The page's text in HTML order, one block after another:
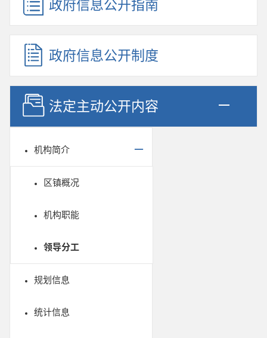
政府信息公开指南
政府信息公开制度
法定主动公开内容
机构简介
区镇概况
机构职能
领导分工
规划信息
统计信息